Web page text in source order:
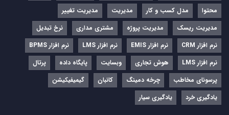
محتوا
مدل کسب و کار مدیریت
مدیریت تغییر
مدیریت ریسک
مدیریت پروژه مشتری مداری
نرخ تبدیل
نرم‌ افزار CRM
نرم‌ افزار EMIS نرم‌ افزار LMS
نرم افزار BPMS
نرم افزار LMS
هوش تجاری وبسایت پایگاه داده
پرتال
پرسونای مخاطب
چرخه دمینگ کانبان
گیمیفیکیشن
یادگیری خرد
یادگیری سیار